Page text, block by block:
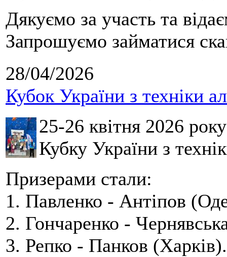
Дякуємо за участь та
Запрошуємо займатися
28/04/2026
Кубок України з техніки
25-26 квітня 2026
Кубку України з
Призерами стали:
1. Павленко - Антіпов
2. Гончаренко -
3. Репко - Панков (Харків).